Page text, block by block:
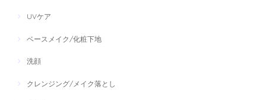
UVケア
ベースメイク/化粧下地
洗顔
クレンジング/メイク落とし